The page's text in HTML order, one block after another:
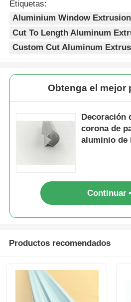
Perfiles de Puertas de Aluminio
Extrusión industrial de
Accesorios de perfiles de
Perfiles de Muro Cortina
perfiles de aluminio del final
Etiquetas:
Aluminium Window
Cut To Length Aluminum
Custom Cut Aluminum
Obtenga el mejor
Decoración
corona de
aluminio de
Continuar
Productos recomendados